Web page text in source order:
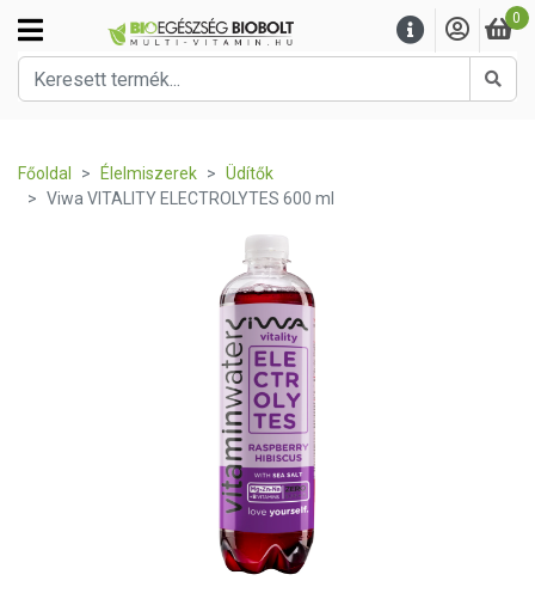
0
Főoldal Élelmiszerek
Üdítők
Viwa VITALITY ELECTROLYTES 600 ml